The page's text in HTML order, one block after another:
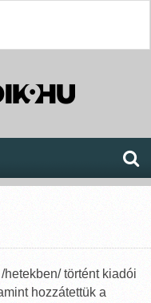
történt kiadói
hozzátettük a